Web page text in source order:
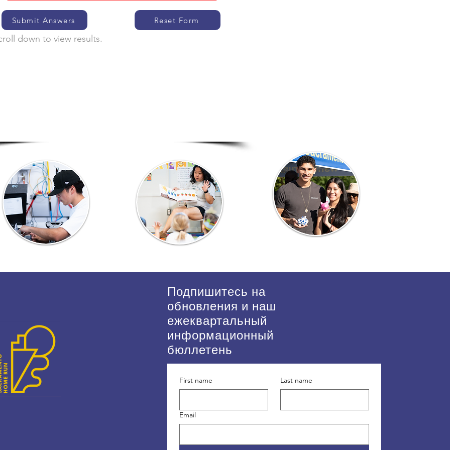
Submit Answers Reset Form
down to view results.
Подпишитесь на
обновления и наш
ежеквартальный
информационный
бюллетень
First name Last name
Email